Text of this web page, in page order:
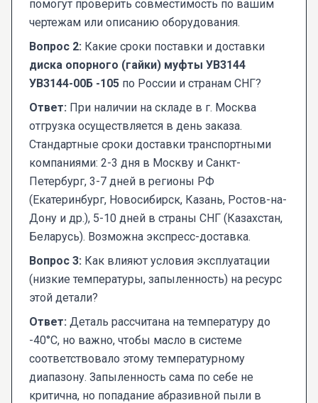
помогут проверить совместимость по вашим
чертежам или описанию оборудования.
Вопрос 2: Какие сроки поставки и доставки
диска опорного (гайки) муфты УВ3144
УВ3144-00Б -105 по России и странам СНГ?
Ответ: При наличии на складе в г. Москва
отгрузка осуществляется в день заказа.
Стандартные сроки доставки транспортными
компаниями: 2-3 дня в Москву и Санкт-
Петербург, 3-7 дней в регионы РФ
(Екатеринбург, Новосибирск, Казань, Ростов-на-
Дону и др.), 5-10 дней в страны СНГ (Казахстан,
Беларусь). Возможна экспресс-доставка.
Вопрос 3: Как влияют условия эксплуатации
(низкие температуры, запыленность) на ресурс
этой детали?
Ответ: Деталь рассчитана на температуру до
-40°C, но важно, чтобы масло в системе
соответствовало этому температурному
диапазону. Запыленность сама по себе не
критична, но попадание абразивной пыли в